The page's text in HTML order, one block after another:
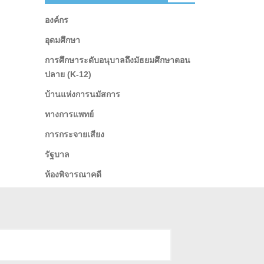
องค์กร
อุดมศึกษา
การศึกษาระดับอนุบาลถึงมัธยมศึกษาตอน
ปลาย (K-12)
บ้านแห่งการนมัสการ
ทางการแพทย์
การกระจายเสียง
รัฐบาล
ห้องพิจารณาคดี